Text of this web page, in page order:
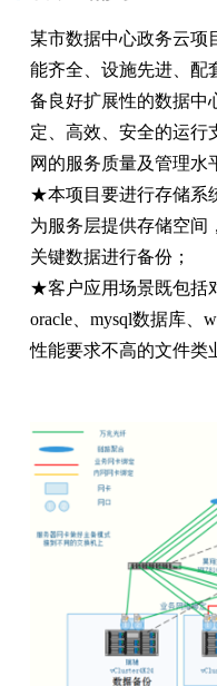
某市数据中心政务云项
能齐全、设施先进、配
备良好扩展性的数据中
定、高效、安全的运行
网的服务质量及管理水
★本项目要进行存储系
为服务层提供存储空间
关键数据进行备份；
★客户应用场景既包括
oracle、mysql数据库、
性能要求不高的文件类